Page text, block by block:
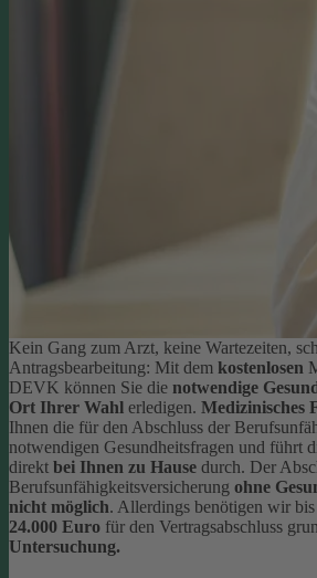
Kein Gang zum Arzt, keine Wartezeiten,
Antragsbearbeitung: Mit dem kostenlosen
DEVK können Sie die notwendige
Ort Ihrer Wahl erledigen. Medizinisches
Ihnen die für den Abschluss der
notwendigen Gesundheitsfragen und führt
direkt bei Ihnen zu Hause durch. Der
Berufsunfähigkeitsversicherung ohne
nicht möglich. Allerdings benötigen wir bis
24.000 Euro für den Vertragsabschluss
Untersuchung.